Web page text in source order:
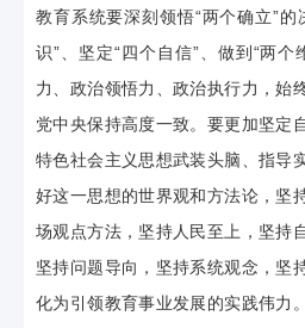
教育系统要深刻领悟“两个确立”
识”、坚定“四个自信”、做到“两
力、政治领悟力、政治执行力，始
党中央保持高度一致。要更加坚定
特色社会主义思想武装头脑、指导
好这一思想的世界观和方法论，坚
场观点方法，坚持人民至上，坚持
坚持问题导向，坚持系统观念，坚
化为引领教育事业发展的实践伟力